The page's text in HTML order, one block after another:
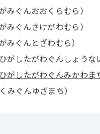
みぐんおおくらむら）
みぐんさけがわむら）
みぐんとざわむら）
がしたがわぐんしょうな
がしたがわぐんみかわま
みぐんゆざまち）